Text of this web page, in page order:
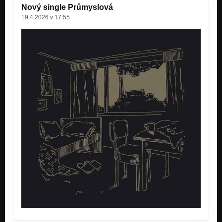
Žetony
Tramvaje EP
Tramvaje EP
Každej míří do kytek
Každej míří do kytek
Každej míří do kytek
Nový single Průmyslová
19.4.2026 v 17:55